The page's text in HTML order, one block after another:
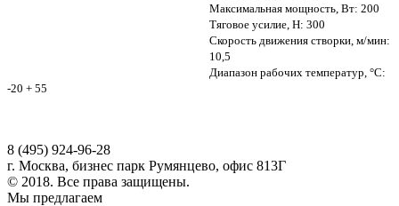
Максимальная мощность, Вт: 200
Тяговое усилие, Н: 300
Скорость движения створки, м/мин:
10,5
Диапазон рабочих температур, °С:
-20 + 55
8 (495) 924-96-28
г. Москва, бизнес парк Румянцево, офис 813Г
© 2018. Все права защищены.
Мы предлагаем